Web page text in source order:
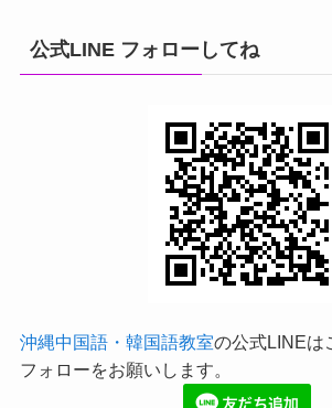
公式LINE フォローしてね
沖縄中国語・韓国語教室の公式LINEは
フォローをお願いします。